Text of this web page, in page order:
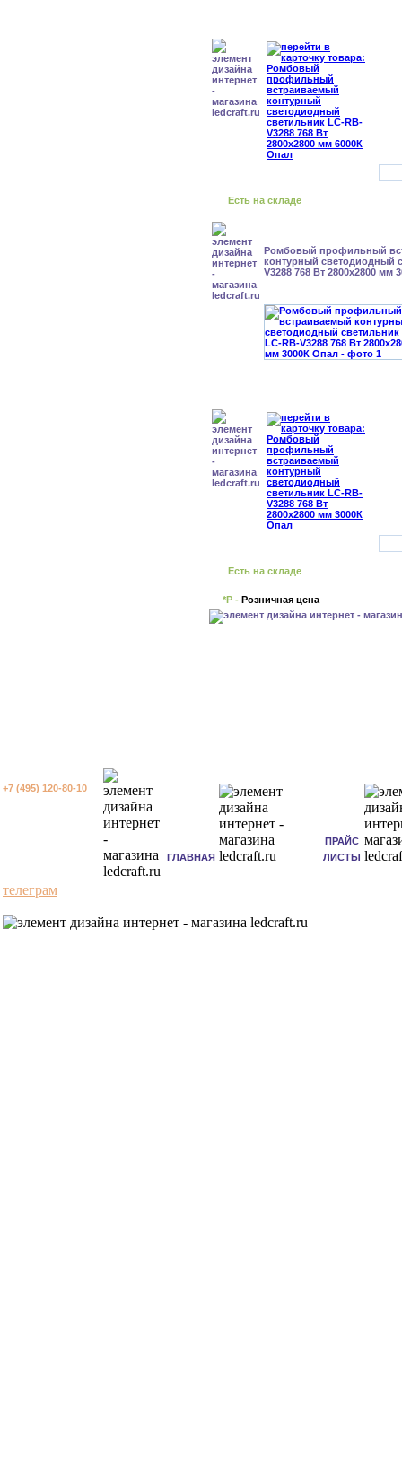
Есть на складе
Ромбовый профильный
контурный светодиодный
V3288 768 Вт 2800x2800 мм
Есть на складе
*Р - Розничная цена
+7 (495) 120-80-10
ГЛАВНАЯ
ПРАЙС
ЛИСТЫ
телеграм